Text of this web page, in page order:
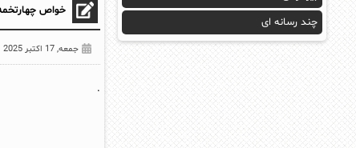
خواص چهارتخمه + ۱۲ خاصیت چهار تخمه
جمعه, 17 اکتبر 2025
.
چند رسانه ای